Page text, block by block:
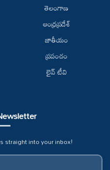
తెలంగాణ
ఆంధ్రప్రదేశ్
జాతీయం
ప్రపంచం
లైవ్ టీవి
straight into your inbox!